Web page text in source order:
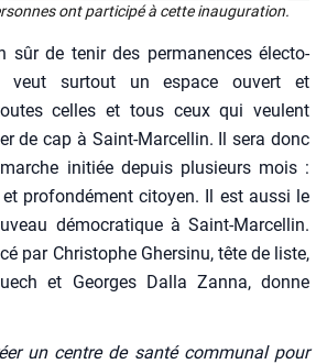
ont par­ti­ci­pé à cette inau­gu­ra­tion.
sûr de tenir des per­ma­nences élec­to­
sur­tout un espace ouvert et
celles et tous ceux qui veulent
de cap à Saint-Mar­cel­lin. Il sera donc
ini­tiée depuis plu­sieurs mois :
pro­fon­dé­ment citoyen. Il est aus­si le
démo­cra­tique à Saint-Mar­cel­lin.
par Chris­tophe Gher­si­nu, tête de liste,
et Georges Dal­la Zan­na, donne
un centre de san­té com­mu­nal pour